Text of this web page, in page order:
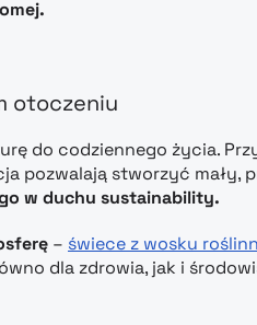
otoczeniu
do codziennego życia.
pozwalają stworzyć mały,
w duchu sustainability.
– świece z wosku
dla zdrowia, jak i